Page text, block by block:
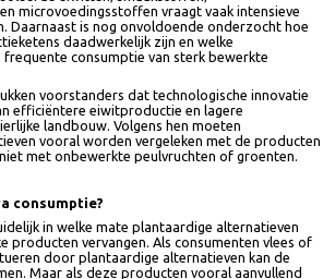
verwerking blijft onderwerp van debat.
alternatieven vallen binnen de
Critici waarschuwen dat duurzaamheid en
mogen worden beoordeeld op CO₂-
aan afzonderlijke voedingsstoffen.
eiwitten, smaakstoffen,
microvoedingsstoffen vraagt vaak intensieve
Daarnaast is nog onvoldoende onderzocht hoe
daadwerkelijk zijn en welke
frequente consumptie van sterk bewerkte
voorstanders dat technologische innovatie
efficiëntere eiwitproductie en lagere
landbouw. Volgens hen moeten
vooral worden vergeleken met de
niet met onbewerkte peulvruchten of groenten.